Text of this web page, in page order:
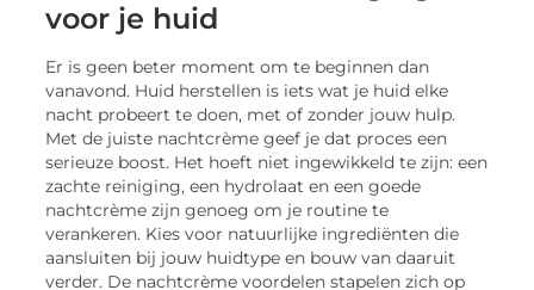
voor je huid
Er is geen beter moment om te beginnen dan
vanavond. Huid herstellen is iets wat je huid elke
nacht probeert te doen, met of zonder jouw hulp.
Met de juiste nachtcrème geef je dat proces een
serieuze boost. Het hoeft niet ingewikkeld te zijn: een
zachte reiniging, een hydrolaat en een goede
nachtcrème zijn genoeg om je routine te
verankeren. Kies voor natuurlijke ingrediënten die
aansluiten bij jouw huidtype en bouw van daaruit
verder. De nachtcrème voordelen stapelen zich op